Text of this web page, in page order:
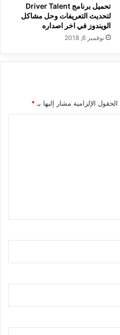
تحميل برنامج Driver Talent
لتحديث التعريفات وحل مشاكل
الويندوز في اخر اصداره
نوفمبر 6, 2018
الحقول الإلزامية مشار إليها بـ *